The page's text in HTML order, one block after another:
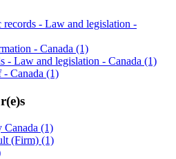
- Law and legislation -
- Canada (1)
- Law and legislation - Canada (1)
Canada (1)
Canada (1)
(Firm) (1)